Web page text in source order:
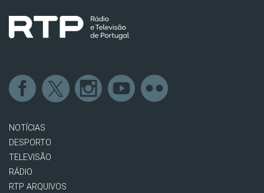
NOTÍCIAS
DESPORTO
TELEVISÃO
RÁDIO
RTP ARQUIVOS